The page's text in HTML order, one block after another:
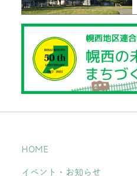
HOME
イベント・お知らせ